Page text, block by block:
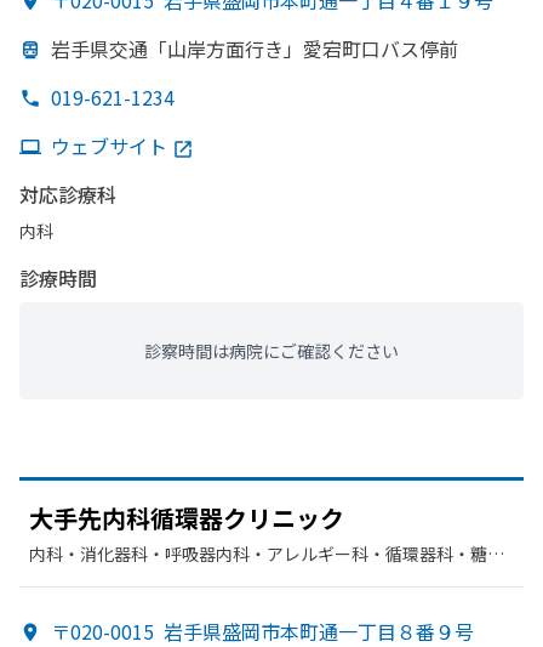
岩手県交通 「山岸方面行き」愛宕町口バス停前
019-621-1234
ウェブサイト
対応診療科
内科
診療時間
診察時間は病院にご確認ください
大手先内科循環器クリニック
内科・​消化器科・​呼吸器内科・​アレルギー科・​循環器科・​糖尿
〒020-0015 岩手県盛岡市本町通一丁目８番９号